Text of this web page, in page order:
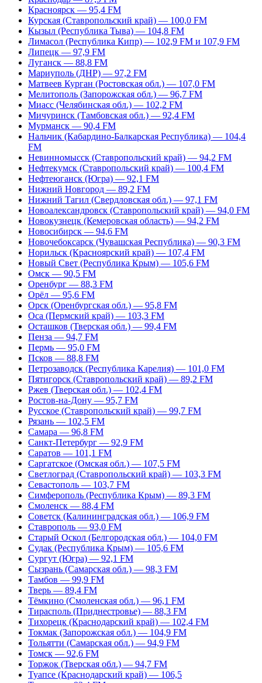
Красноярск — 95,4 FM
Курская (Ставропольский край) — 100,0 FM
Кызыл (Республика Тыва) — 104,8 FM
Лимасол (Республика Кипр) — 102,9 FM и 107,9 FM
Липецк — 97,9 FM
Луганск — 88,8 FM
Мариуполь (ДНР) — 97,2 FM
Матвеев Курган (Ростовская обл.) — 107,0 FM
Мелитополь (Запорожская обл.) — 96,7 FM
Миасс (Челябинская обл.) — 102,2 FM
Мичуринск (Тамбовская обл.) — 92,4 FM
Мурманск — 90,4 FM
Нальчик (Кабардино-Балкарская Республика) — 104,4
FM
Невинномысск (Ставропольский край) — 94,2 FM
Нефтекумск (Ставропольский край) — 100,4 FM
Нефтеюганск (Югра) — 92,1 FM
Нижний Новгород — 89,2 FM
Нижний Тагил (Свердловская обл.) — 97,1 FM
Новоалександровск (Ставропольский край) — 94,0 FM
Новокузнецк (Кемеровская область) — 94,2 FM
Новосибирск — 94,6 FM
Новочебоксарск (Чувашская Республика) — 90,3 FM
Норильск (Красноярский край) — 107,4 FM
Новый Свет (Республика Крым) — 105,6 FM
Омск — 90,5 FM
Оренбург — 88,3 FM
Орёл — 95,6 FM
Орск (Оренбургская обл.) — 95,8 FM
Оса (Пермский край) — 103,3 FM
Осташков (Тверская обл.) — 99,4 FM
Пенза — 94,7 FM
Пермь — 95,0 FM
Псков — 88,8 FM
Петрозаводск (Республика Карелия) — 101,0 FM
Пятигорск (Ставропольский край) — 89,2 FM
Ржев (Тверская обл.) — 102,4 FM
Ростов-на-Дону — 95,7 FM
Русское (Ставропольский край) — 99,7 FM
Рязань — 102,5 FM
Самара — 96,8 FM
Санкт-Петербург — 92,9 FM
Саратов — 101,1 FM
Саргатское (Омская обл.) — 107,5 FM
Светлоград (Ставропольский край) — 103,3 FM
Севастополь — 103,7 FM
Симферополь (Республика Крым) — 89,3 FM
Смоленск — 88,4 FM
Советск (Калининградская обл.) — 106,9 FM
Ставрополь — 93,0 FM
Старый Оскол (Белгородская обл.) — 104,0 FM
Судак (Республика Крым) — 105,6 FM
Сургут (Югра) — 92,1 FM
Сызрань (Самарская обл.) — 98,3 FM
Тамбов — 99,9 FM
Тверь — 89,4 FM
Тёмкино (Смоленская обл.) — 96,1 FM
Тирасполь (Приднестровье) — 88,3 FM
Тихорецк (Краснодарский край) — 102,4 FM
Токмак (Запорожская обл.) — 104,9 FM
Тольятти (Самарская обл.) — 94,9 FM
Томск — 92,6 FM
Торжок (Тверская обл.) — 94,7 FM
Туапсе (Краснодарский край) — 106,5